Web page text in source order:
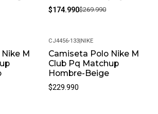
fuertes. Almacénalos en un lugar
Ligero, ideal para uso diario.
$174.990$269.990
M
CJ4456-133|NIKE
Camiseta Polo Nike M
Club Pq Matchup
Hombre-Beige
$229.990